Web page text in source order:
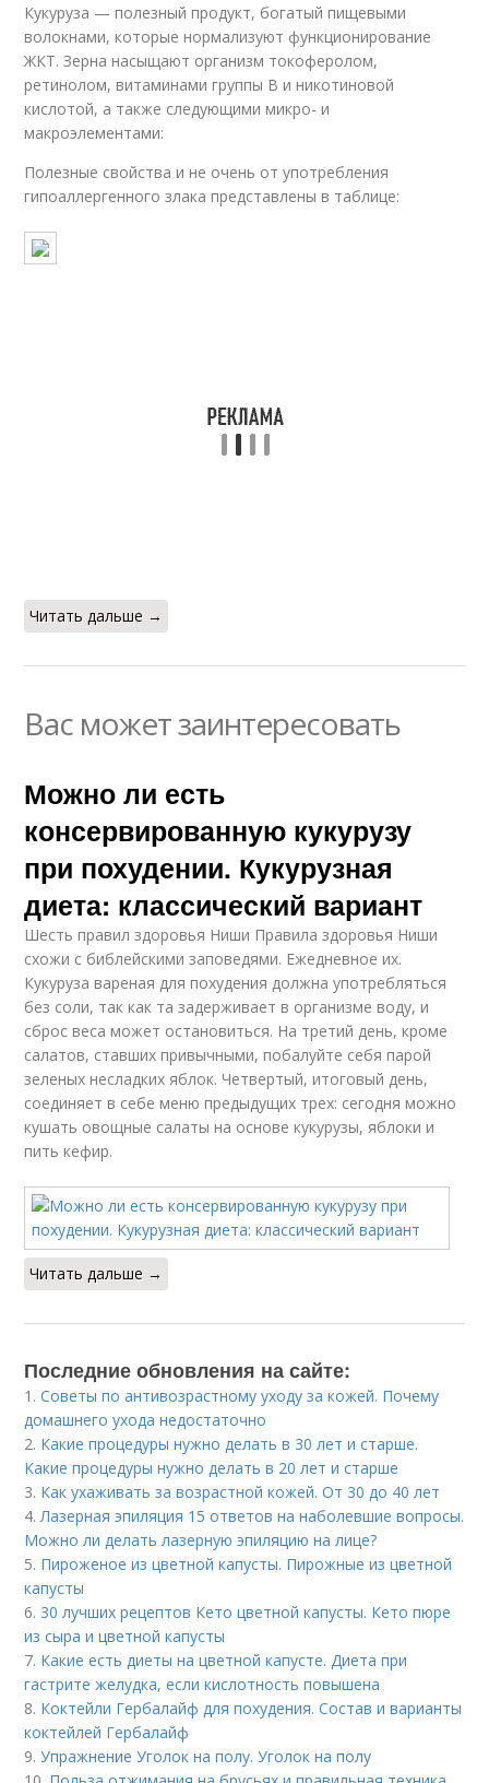
Кукуруза — полезный продукт, богатый пищевыми
волокнами, которые нормализуют функционирование
ЖКТ. Зерна насыщают организм токоферолом,
ретинолом, витаминами группы B и никотиновой
кислотой, а также следующими микро- и
макроэлементами:
Полезные свойства и не очень от употребления
гипоаллергенного злака представлены в таблице:
Читать дальше →
Вас может заинтересовать
Можно ли есть
консервированную кукурузу
при похудении. Кукурузная
диета: классический вариант
Шесть правил здоровья Ниши Правила здоровья Ниши
схожи с библейскими заповедями. Ежедневное их.
Кукуруза вареная для похудения должна употребляться
без соли, так как та задерживает в организме воду, и
сброс веса может остановиться. На третий день, кроме
салатов, ставших привычными, побалуйте себя парой
зеленых несладких яблок. Четвертый, итоговый день,
соединяет в себе меню предыдущих трех: сегодня можно
кушать овощные салаты на основе кукурузы, яблоки и
пить кефир.
Читать дальше →
Последние обновления на сайте:
1.Советы по антивозрастному уходу за кожей. Почему
домашнего ухода недостаточно
2. Какие процедуры нужно делать в 30 лет и старше.
Какие процедуры нужно делать в 20 лет и старше
3. Как ухаживать за возрастной кожей. От 30 до 40 лет
4.Лазерная эпиляция 15 ответов на наболевшие вопросы.
Можно ли делать лазерную эпиляцию на лице?
5. Пироженое из цветной капусты. Пирожные из цветной
капусты
6. 30 лучших рецептов Кето цветной капусты. Кето пюре
из сыра и цветной капусты
7. Какие есть диеты на цветной капусте. Диета при
гастрите желудка, если кислотность повышена
8. Коктейли Гербалайф для похудения. Состав и варианты
коктейлей Гербалайф
9.Упражнение Уголок на полу. Уголок на полу